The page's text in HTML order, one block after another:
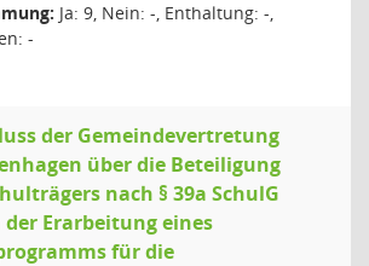
Ja: 9, Nein: -, Enthaltung: -,
-
der Gemeindevertretung
über die Beteiligung
nach § 39a SchulG
der Erarbeitung eines
für die